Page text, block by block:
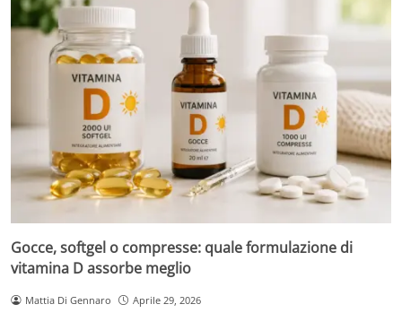
Gocce, softgel o compresse: quale formulazione di
vitamina D assorbe meglio
Mattia Di Gennaro Aprile 29, 2026